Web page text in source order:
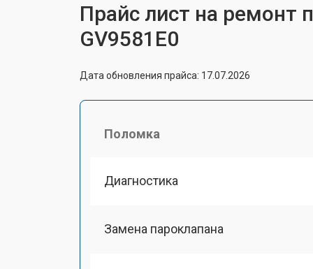
Прайс лист на ремонт
GV9581E0
Дата обновления прайса: 17.07.2026
Поломка
Диагностика
Замена пароклапана